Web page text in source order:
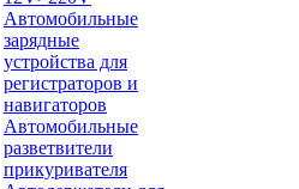
Автомобильные
зарядные
устройства для
регистраторов и
навигаторов
Автомобильные
разветвители
прикуривателя